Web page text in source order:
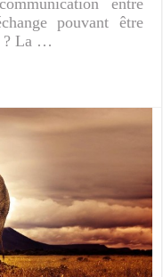
pouvant être
? La …